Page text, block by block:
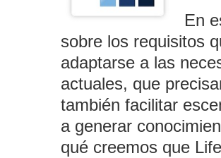
En
sobre los requisitos
adaptarse a las
actuales, que
también facilitar
a generar
qué creemos que